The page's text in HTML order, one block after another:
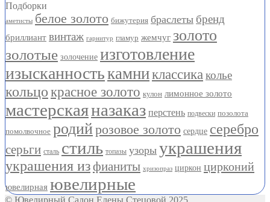
Подборки
аметисты белое золото бижутерия браслеты бренд
бриллиант винтаж гарнитур гламур жемчуг золото
золотые золочение изготовление
изысканностькамниклассикаколье
кольцо красное золото кулон лимонное золото
мастерскаяназаказ перстень подвески позолота
помолвочное родийрозовое золото сердце серебро
серьги сталь стиль топазы узоры украшения
украшения изфианиты хризопраз циркон цирконий
ювелирная ювелирные
© Ювелирный Салон Елены Стецовой 2025